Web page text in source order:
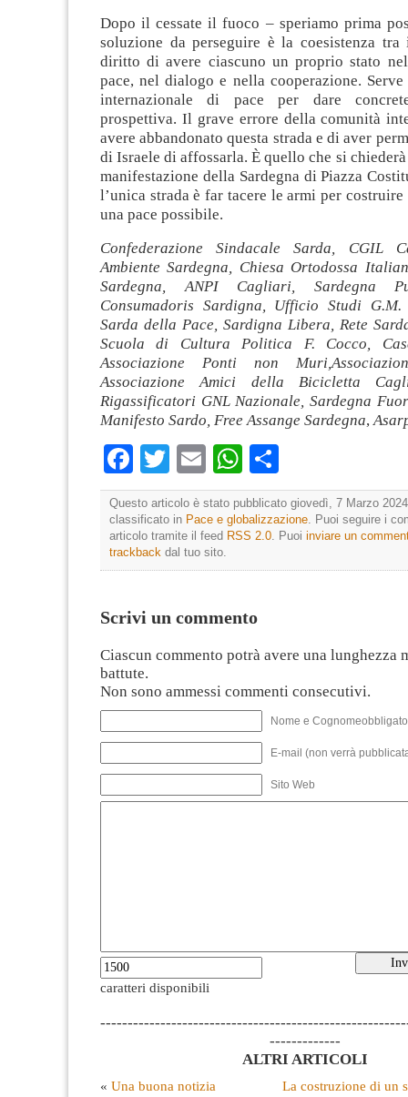
Dopo il cessate il fuoco – speriamo prima
soluzione da perseguire è la coesistenza
diritto di avere ciascuno un proprio stato
pace, nel dialogo e nella cooperazione. Serve
internazionale di pace per dare
prospettiva. Il grave errore della comunità
avere abbandonato questa strada e di aver
di Israele di affossarla. È quello che si
manifestazione della Sardegna di Piazza
l’unica strada è far tacere le armi per
una pace possibile.
Confederazione Sindacale Sarda, CGIL
Ambiente Sardegna, Chiesa Ortodossa
Sardegna, ANPI Cagliari, Sardegna
Consumadoris Sardigna, Ufficio Studi G.M.
Sarda della Pace, Sardigna Libera, Rete
Scuola di Cultura Politica F. Cocco,
Associazione Ponti non
Associazione Amici della Bicicletta
Rigassificatori GNL Nazionale, Sardegna
Manifesto Sardo, Free Assange Sardegna,
Facebook
TwitterEmailWhatsApp
Questo articolo è stato pubblicato giovedì, 7 Marzo
classificato in Pace e globalizzazione . Puoi seguire i
articolo tramite il feed RSS 2.0 . Puoi inviare un
trackback dal tuo sito.
Scrivi un commento
Ciascun commento potrà avere una lunghezza
battute.
Non sono ammessi commenti consecutivi.
Nome e
E-mail (non verrà
Sito Web
caratteri disponibili
-------------
ALTRI ARTICOLI
« Una buona notizia La costruzione di un